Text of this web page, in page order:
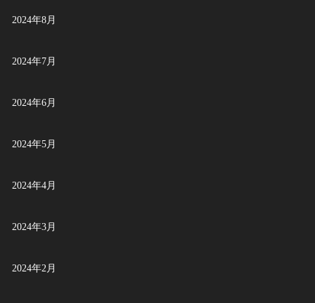
2024年8月
2024年7月
2024年6月
2024年5月
2024年4月
2024年3月
2024年2月